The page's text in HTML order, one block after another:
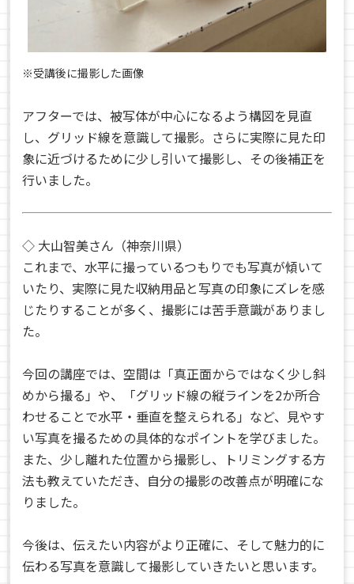
※受講後に撮影した画像
アフターでは、被写体が中心になるよう構図を見直
し、グリッド線を意識して撮影。さらに実際に見た印
象に近づけるために少し引いて撮影し、その後補正を
行いました。
◇ 大山智美さん（神奈川県）
これまで、水平に撮っているつもりでも写真が傾いて
いたり、実際に見た収納用品と写真の印象にズレを感
じたりすることが多く、撮影には苦手意識がありまし
た。
今回の講座では、空間は「真正面からではなく少し斜
めから撮る」や、「グリッド線の縦ラインを2か所合
わせることで水平・垂直を整えられる」など、見やす
い写真を撮るための具体的なポイントを学びました。
また、少し離れた位置から撮影し、トリミングする方
法も教えていただき、自分の撮影の改善点が明確にな
りました。
今後は、伝えたい内容がより正確に、そして魅力的に
伝わる写真を意識して撮影していきたいと思います。